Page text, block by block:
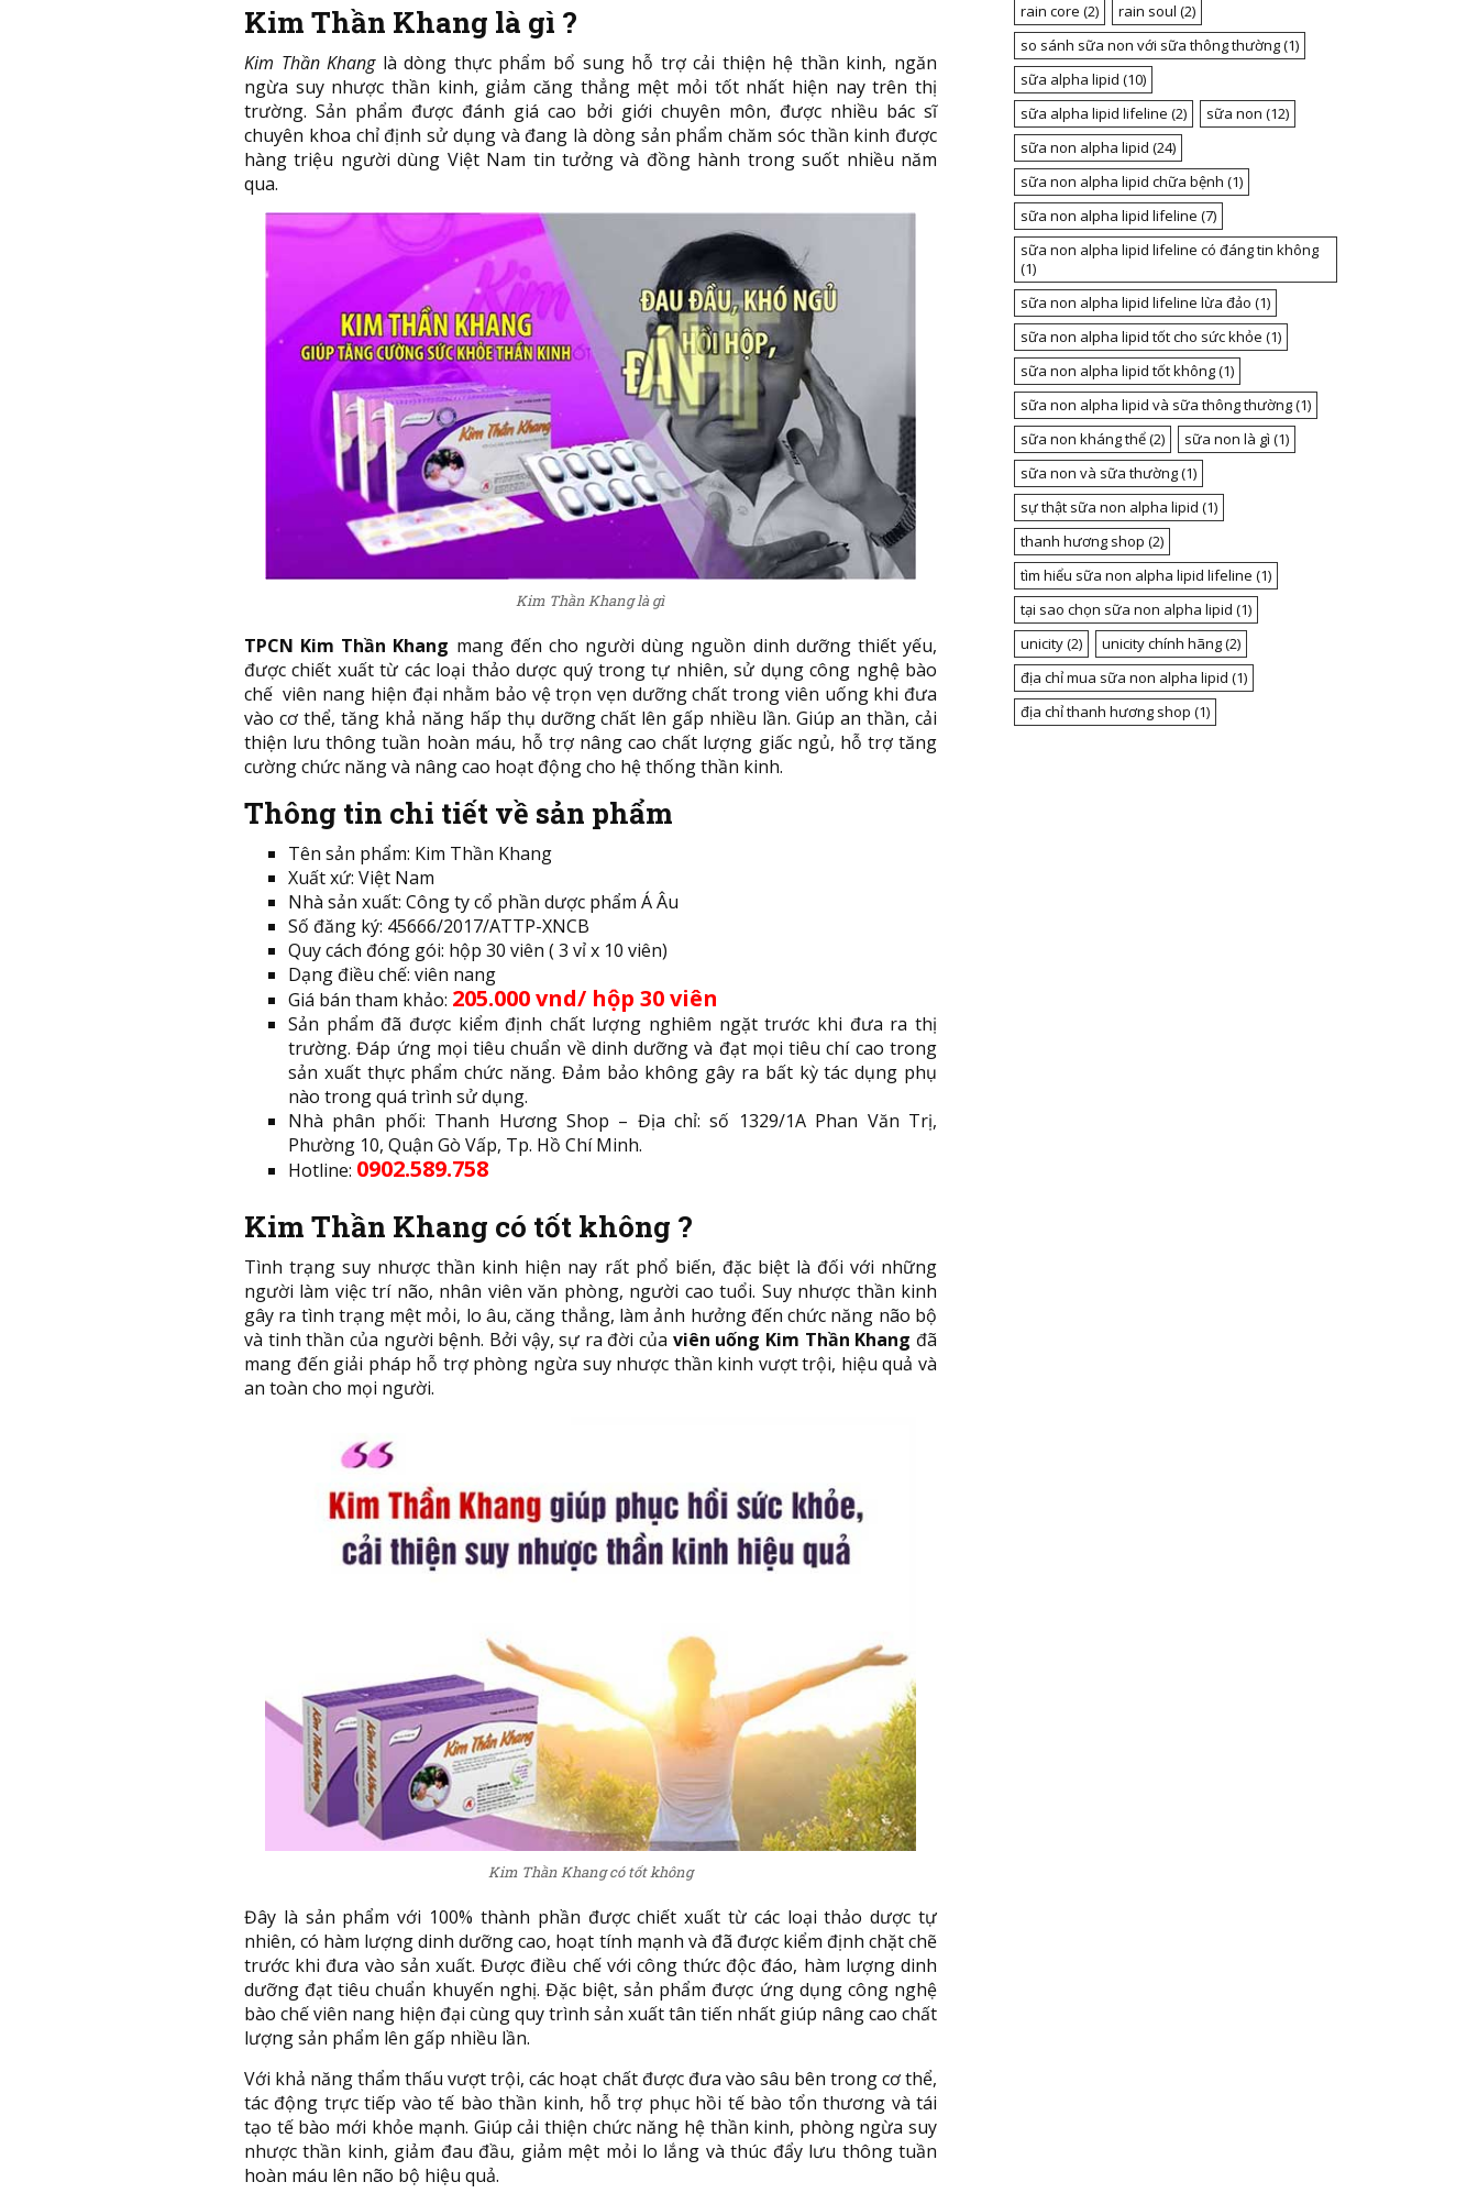
Kim Thần Khang là gì ?
Kim Thần Khanglà dòng thực phẩm bổ sung hỗ trợ cải thiện hệ thần kinh, ngăn
ngừa suy nhược thần kinh, giảm căng thẳng mệt mỏi tốt nhất hiện nay trên thị
trường. Sản phẩm được đánh giá cao bởi giới chuyên môn, được nhiều bác sĩ
chuyên khoa chỉ định sử dụng và đang là dòng sản phẩm chăm sóc thần kinh được
hàng triệu người dùng Việt Nam tin tưởng và đồng hành trong suốt nhiều năm
qua.
Kim Thần Khang là gì
TPCN Kim Thần Khang mang đến cho người dùng nguồn dinh dưỡng thiết yếu,
được chiết xuất từ các loại thảo dược quý trong tự nhiên, sử dụng công nghệ bào
chế viên nang hiện đại nhằm bảo vệ trọn vẹn dưỡng chất trong viên uống khi đưa
vào cơ thể, tăng khả năng hấp thụ dưỡng chất lên gấp nhiều lần. Giúp an thần, cải
thiện lưu thông tuần hoàn máu, hỗ trợ nâng cao chất lượng giấc ngủ, hỗ trợ tăng
cường chức năng và nâng cao hoạt động cho hệ thống thần kinh.
Thông tin chi tiết về sản phẩm
Tên sản phẩm: Kim Thần Khang
Xuất xứ: Việt Nam
Nhà sản xuất: Công ty cổ phần dược phẩm Á Âu
Số đăng ký: 45666/2017/ATTP-XNCB
Quy cách đóng gói: hộp 30 viên ( 3 vỉ x 10 viên)
Dạng điều chế: viên nang
Giá bán tham khảo: 205.000 vnd/ hộp 30 viên
Sản phẩm đã được kiểm định chất lượng nghiêm ngặt trước khi đưa ra thị
trường. Đáp ứng mọi tiêu chuẩn về dinh dưỡng và đạt mọi tiêu chí cao trong
sản xuất thực phẩm chức năng. Đảm bảo không gây ra bất kỳ tác dụng phụ
nào trong quá trình sử dụng.
Nhà phân phối: Thanh Hương Shop – Địa chỉ: số 1329/1A Phan Văn Trị,
Phường 10, Quận Gò Vấp, Tp. Hồ Chí Minh.
Hotline: 0902.589.758
Kim Thần Khang có tốt không ?
Tình trạng suy nhược thần kinh hiện nay rất phổ biến, đặc biệt là đối với những
người làm việc trí não, nhân viên văn phòng, người cao tuổi. Suy nhược thần kinh
gây ra tình trạng mệt mỏi, lo âu, căng thẳng, làm ảnh hưởng đến chức năng não bộ
và tinh thần của người bệnh. Bởi vậy, sự ra đời của viên uống Kim Thần Khang đã
mang đến giải pháp hỗ trợ phòng ngừa suy nhược thần kinh vượt trội, hiệu quả và
an toàn cho mọi người.
Kim Thần Khang có tốt không
Đây là sản phẩm với 100% thành phần được chiết xuất từ các loại thảo dược tự
nhiên, có hàm lượng dinh dưỡng cao, hoạt tính mạnh và đã được kiểm định chặt chẽ
trước khi đưa vào sản xuất. Được điều chế với công thức độc đáo, hàm lượng dinh
dưỡng đạt tiêu chuẩn khuyến nghị. Đặc biệt, sản phẩm được ứng dụng công nghệ
bào chế viên nang hiện đại cùng quy trình sản xuất tân tiến nhất giúp nâng cao chất
lượng sản phẩm lên gấp nhiều lần.
Với khả năng thẩm thấu vượt trội, các hoạt chất được đưa vào sâu bên trong cơ thể,
tác động trực tiếp vào tế bào thần kinh, hỗ trợ phục hồi tế bào tổn thương và tái
tạo tế bào mới khỏe mạnh. Giúp cải thiện chức năng hệ thần kinh, phòng ngừa suy
nhược thần kinh, giảm đau đầu, giảm mệt mỏi lo lắng và thúc đẩy lưu thông tuần
hoàn máu lên não bộ hiệu quả.
rain core (2) rain soul (2)
so sánh sữa non với sữa thông thường(1)
sữa alpha lipid (10)
sữa alpha lipid lifeline (2) sữa non (12)
sữa non alpha lipid (24)
sữa non alpha lipid chữa bệnh (1)
sữa non alpha lipid lifeline (7)
sữa non alpha lipid lifeline có đáng tin không
(1)
sữa non alpha lipid lifeline lừa đảo (1)
sữa non alpha lipid tốt cho sức khỏe (1)
sữa non alpha lipid tốt không(1)
sữa non alpha lipid và sữa thông thường(1)
sữa non kháng thể(2) sữa non là gì (1)
sữa non và sữa thường(1)
sự thật sữa non alpha lipid (1)
thanh hương shop (2)
tìm hiểu sữa non alpha lipid lifeline (1)
tại sao chọn sữa non alpha lipid (1)
unicity(2) unicity chính hãng(2)
địa chỉ mua sữa non alpha lipid (1)
địa chỉ thanh hương shop (1)